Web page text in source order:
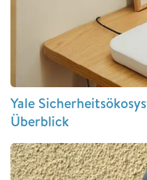
Yale
Überblick